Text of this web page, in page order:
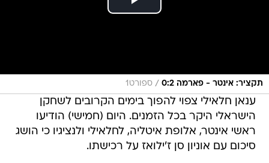
תקציר: אינטר - פארמה 0:2 / ספורט1
ענאן חלאילי צפוי להפוך בימים הקרובים לשחקן
הישראלי היקר בכל הזמנים. היום (חמישי) הודיעו
ראשי אינטר, אלופת איטליה, לחלאילי ולנציגיו כי הושג
סיכום עם אוניון סן ז'ילואז על רכישתו.